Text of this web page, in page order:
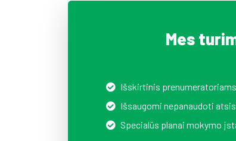
Mes
Išskirtinis
Išsaugomi nepanaudoti
Specialūs planai mokymo